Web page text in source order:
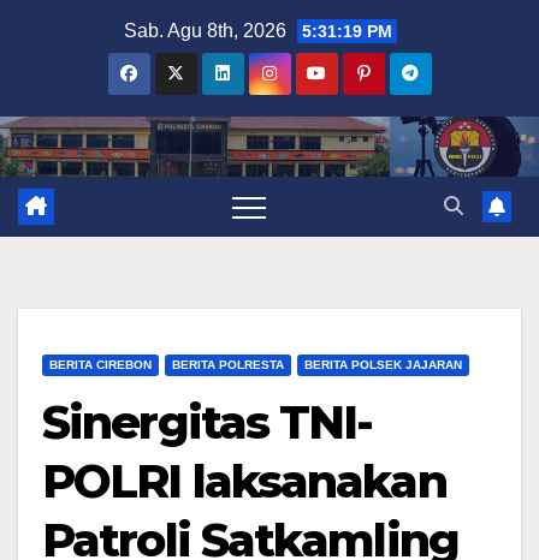
Sab. Agu 8th, 2026 5:31:20 PM
BERITA CIREBON BERITA POLRESTA BERITA POLSEK JAJARAN
Sinergitas TNI-
POLRI laksanakan
Patroli Satkamling